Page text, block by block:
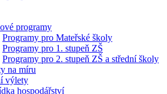
programy
Programy pro Mateřské školy
Programy pro 1. stupeň ZŠ
Programy pro 2. stupeň ZŠ a střední školy
na míru
výlety
hospodářství